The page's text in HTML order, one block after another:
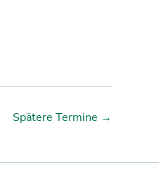
Spätere Termine →